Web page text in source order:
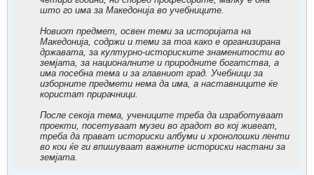
што го има за Македонија во учебниците.
Новиот предмет, освен теми за историјата на
Македонија, содржи и теми за тоа како е организирана
државата, за културно-историските знаменитости во
земјата, за националните и природните богатства, а
има посебна тема и за главниот град. Учебници за
изборните предмети нема да има, а наставниците ќе
користат прирачници.
После секоја тема, учениците треба да изработуваат
проекти, посетуваат музеи во градот во кој живеат,
треба да прават историски албуми и хронолошки ленти
во кои ќе ги впишуваат важните историски настани за
земјата.